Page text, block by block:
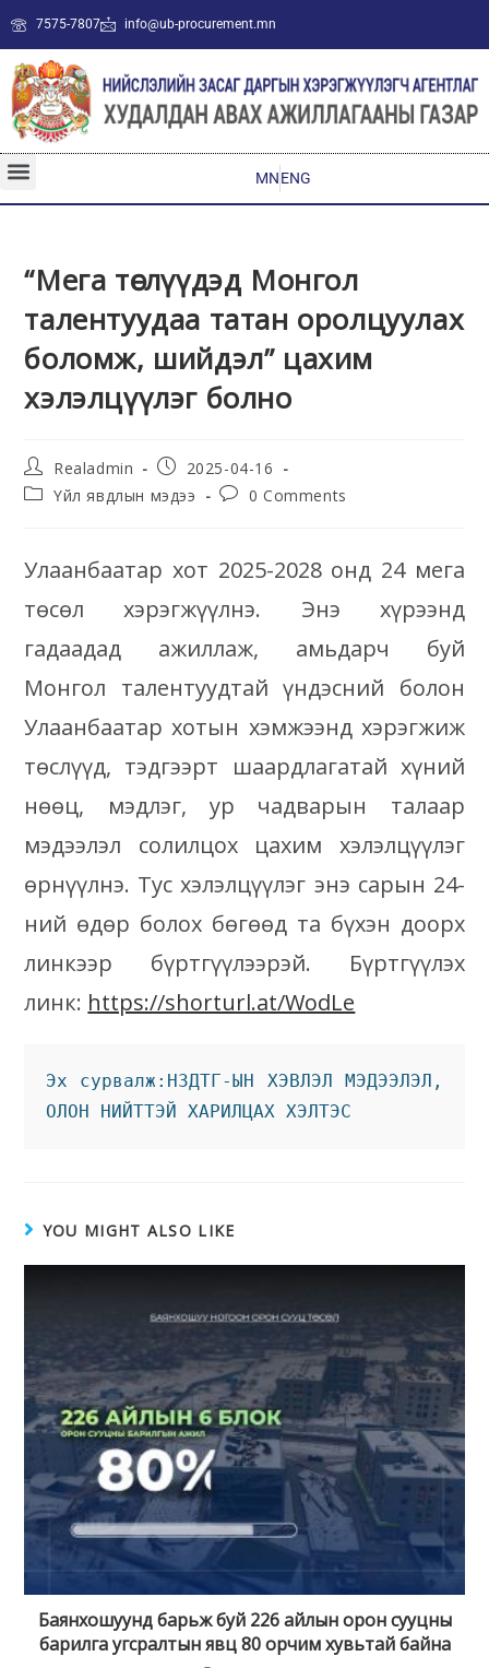
7575-7807 info@ub-procurement.mn
MNENG
“Мега төслүүдэд Монгол
талентуудаа татан оролцуулах
боломж, шийдэл” цахим
хэлэлцүүлэг болно
Realadmin
2025-04-16
Үйл явдлын мэдээ
0 Comments
Улаанбаатар хот 2025-2028 онд 24 мега
төсөл хэрэгжүүлнэ. Энэ хүрээнд
гадаадад ажиллаж, амьдарч буй
Монгол талентуудтай үндэсний болон
Улаанбаатар хотын хэмжээнд хэрэгжиж
төслүүд, тэдгээрт шаардлагатай хүний
нөөц, мэдлэг, ур чадварын талаар
мэдээлэл солилцох цахим хэлэлцүүлэг
өрнүүлнэ. Тус хэлэлцүүлэг энэ сарын 24-
ний өдөр болох бөгөөд та бүхэн доорх
линкээр бүртгүүлээрэй. Бүртгүүлэх
линк: https://shorturl.at/WodLe
Эх сурвалж:НЗДТГ-ЫН ХЭВЛЭЛ МЭДЭЭЛЭЛ,
ОЛОН НИЙТТЭЙ ХАРИЛЦАХ ХЭЛТЭС
YOU MIGHT ALSO LIKE
Баянхошуунд барьж буй 226 айлын орон сууцны
барилга угсралтын явц 80 орчим хувьтай байна